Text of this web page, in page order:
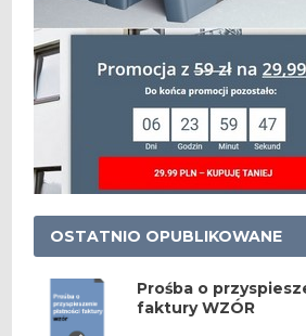
OSTATNIO OPUBLIKOWANE
Prośba o
faktury WZÓR